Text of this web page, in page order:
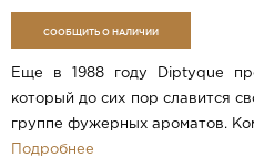
СООБЩИТЬ О НАЛИЧИИ
Еще в 1988 году Diptyque
который до сих пор славится
группе фужерных ароматов.
Подробнее